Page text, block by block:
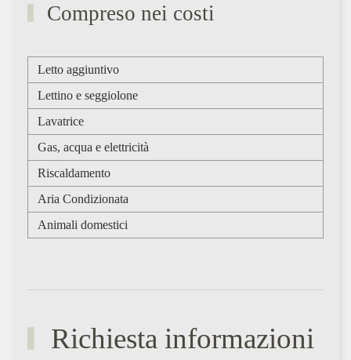
Compreso nei costi
Letto aggiuntivo
Lettino e seggiolone
Lavatrice
Gas, acqua e elettricità
Riscaldamento
Aria Condizionata
Animali domestici
Richiesta informazioni